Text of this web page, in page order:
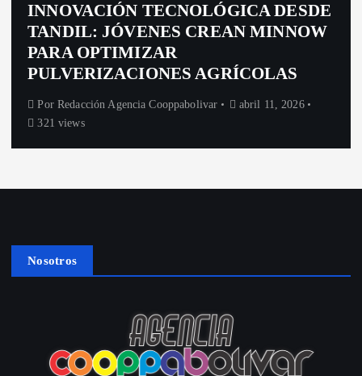
INNOVACIÓN TECNOLÓGICA DESDE
TANDIL: JÓVENES CREAN MINNOW
PARA OPTIMIZAR
PULVERIZACIONES AGRÍCOLAS
Por Redacción Agencia Cooppabolivar
abril 11, 2026
321 views
Nosotros